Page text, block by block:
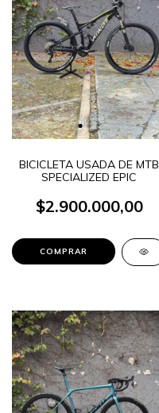
BICICLETA USADA DE MTB
SPECIALIZED EPIC
$2.900.000,00